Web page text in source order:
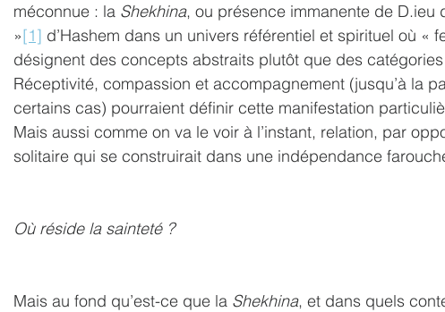
méconnue : la Shekhina, ou présence immanente de D.ieu
»[1] d’Hashem dans un univers référentiel et spirituel où «
désignent des concepts abstraits plutôt que des
Réceptivité, compassion et accompagnement (jusqu’à la
certains cas) pourraient définir cette manifestation
Mais aussi comme on va le voir à l’instant, relation, par
solitaire qui se construirait dans une indépendance
Où réside la sainteté ?
Mais au fond qu’est-ce que la Shekhina, et dans quels